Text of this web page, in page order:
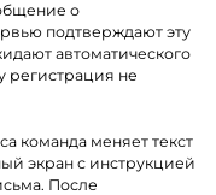
о
подтверждают эту
автоматического
регистрация не
команда меняет текст
экран с инструкцией
После